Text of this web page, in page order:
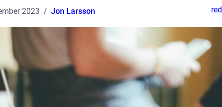
2023 Jon Larsson